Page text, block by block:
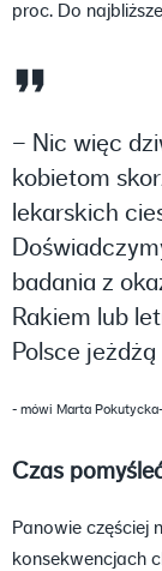
proc. Do
– Nic więc
kobietom
lekarskich
badania z
Rakiem lub
Polsce
- mówi Marta
Czas
Panowie częściej
konsekwencjach